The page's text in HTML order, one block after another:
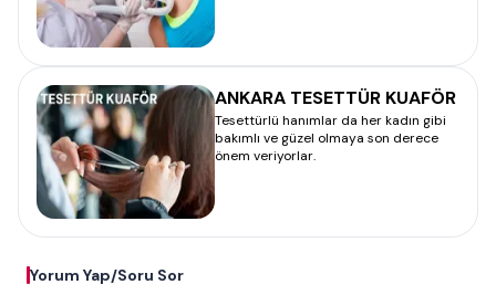
ANKARA TESETTÜR KUAFÖR
Tesettürlü hanımlar da her kadın gibi
bakımlı ve güzel olmaya son derece
önem veriyorlar.
Yorum Yap/Soru Sor